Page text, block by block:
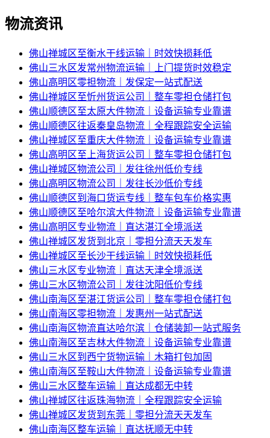
物流资讯
佛山禅城区至衡水干线运输｜时效快损耗低
佛山三水区发常州物流运输｜上门提货时效稳定
佛山高明区零担物流｜发保定一站式配送
佛山禅城区至忻州货运公司｜整车零担仓储打包
佛山顺德区至太原大件物流｜设备运输专业靠谱
佛山顺德区往返秦皇岛物流｜全程跟踪安全运输
佛山禅城区至重庆大件物流｜设备运输专业靠谱
佛山高明区至上海货运公司｜整车零担仓储打包
佛山禅城区物流公司｜发往徐州低价专线
佛山高明区物流公司｜发往长沙低价专线
佛山顺德区到海口货运专线｜整车包车价格实惠
佛山顺德区至哈尔滨大件物流｜设备运输专业靠谱
佛山高明区专业物流｜直达湛江全境派送
佛山禅城区发货到北京｜零担分流天天发车
佛山禅城区至长沙干线运输｜时效快损耗低
佛山三水区专业物流｜直达天津全境派送
佛山三水区物流公司｜发往沈阳低价专线
佛山南海区至湛江货运公司｜整车零担仓储打包
佛山南海区零担物流｜发惠州一站式配送
佛山南海区物流直达哈尔滨｜仓储装卸一站式服务
佛山南海区至吉林大件物流｜设备运输专业靠谱
佛山三水区到西宁货物运输｜木箱打包加固
佛山南海区至鞍山大件物流｜设备运输专业靠谱
佛山三水区整车运输｜直达成都无中转
佛山禅城区往返珠海物流｜全程跟踪安全运输
佛山禅城区发货到东莞｜零担分流天天发车
佛山南海区整车运输｜直达抚顺无中转